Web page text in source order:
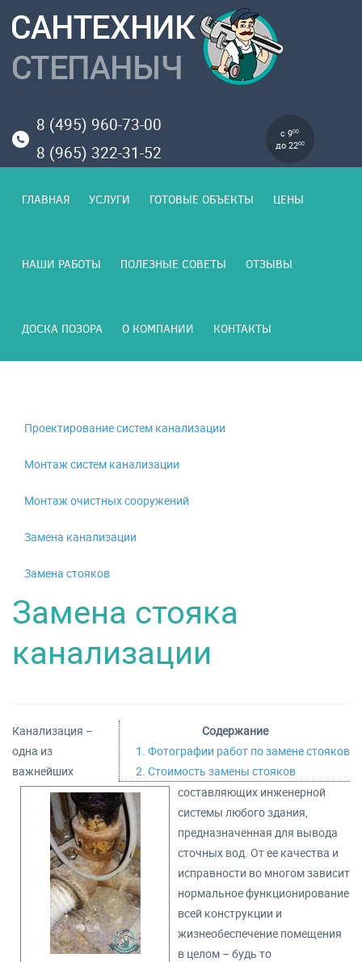
8 (495) 960-73-00
8 (965) 322-31-52
с 900
до 2200
ГЛАВНАЯ УСЛУГИ ГОТОВЫЕ ОБЪЕКТЫ ЦЕНЫ
НАШИ РАБОТЫ ПОЛЕЗНЫЕ СОВЕТЫ ОТЗЫВЫ
ДОСКА ПОЗОРА О КОМПАНИИ КОНТАКТЫ
Проектирование систем канализации
Монтаж систем канализации
Монтаж очистных сооружений
Замена канализации
Замена стояков
Замена стояка
канализации
Содержание
1. Фотографии работ по замене стояков
2. Стоимость замены стояков
Канализация –
одна из
важнейших
составляющих инженерной
системы любого здания,
предназначенная для вывода
сточных вод. От ее качества и
исправности во многом зависит
нормальное функционирование
всей конструкции и
жизнеобеспечение помещения
в целом – будь то